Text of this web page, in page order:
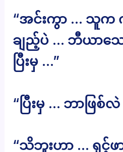
“အင်းကွာ … သူ
ချည့်ပဲ … ဘီယာသ
ပြီးမှ …”
“ပြီးမှ … ဘာဖြစ်
“သိဘူးဟာ … ရှင့်ဖ